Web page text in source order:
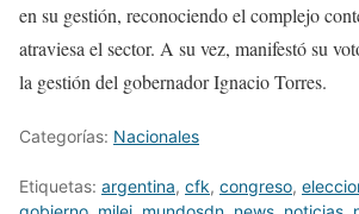
en su gestión, reconociendo el complejo
atraviesa el sector. A su vez, manifestó su
la gestión del gobernador Ignacio Torres.
Categorías: Nacionales
Etiquetas: argentina, cfk, congreso,